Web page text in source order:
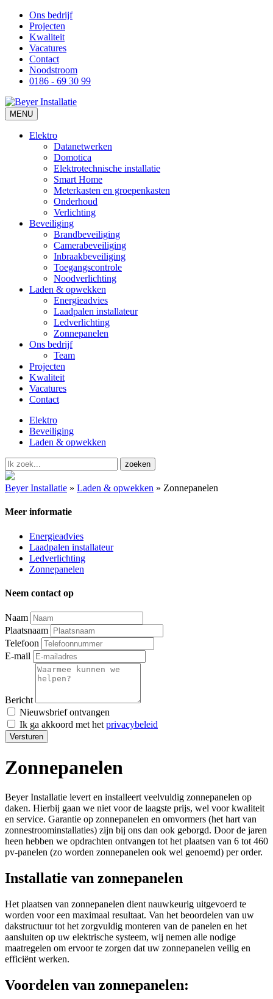
Ons bedrijf
Projecten
Kwaliteit
Vacatures
Contact
Noodstroom
0186 - 69 30 99
MENU
Elektro
Datanetwerken
Domotica
Elektrotechnische installatie
Smart Home
Meterkasten en groepenkasten
Onderhoud
Verlichting
Beveiliging
Brandbeveiliging
Camerabeveiliging
Inbraakbeveiliging
Toegangscontrole
Noodverlichting
Laden & opwekken
Energieadvies
Laadpalen installateur
Ledverlichting
Zonnepanelen
Ons bedrijf
Team
Projecten
Kwaliteit
Vacatures
Contact
Elektro
Beveiliging
Laden & opwekken
Beyer Installatie » Laden & opwekken » Zonnepanelen
Meer informatie
Energieadvies
Laadpalen installateur
Ledverlichting
Zonnepanelen
Neem contact op
Leave
this
field
blank
Naam
Plaatsnaam
Telefoon
E-mail
Bericht
Nieuwsbrief ontvangen
Ik ga akkoord met het privacybeleid
Versturen
Zonnepanelen
Beyer Installatie levert en installeert veelvuldig zonnepanelen op
daken. Hierbij gaan we niet voor de laagste prijs, wel voor kwaliteit
en service. Garantie op zonnepanelen en omvormers (het hart van
zonnestroominstallaties) zijn bij ons dan ook geborgd. Door de jaren
heen hebben we opdrachten ontvangen tot het plaatsen van 6 tot 460
pv-panelen (zo worden zonnepanelen ook wel genoemd) per order.
Installatie van zonnepanelen
Het plaatsen van zonnepanelen dient nauwkeurig uitgevoerd te
worden voor een maximaal resultaat. Van het beoordelen van uw
dakstructuur tot het zorgvuldig monteren van de panelen en het
aansluiten op uw elektrische systeem, wij nemen alle nodige
maatregelen om ervoor te zorgen dat uw zonnepanelen veilig en
efficiënt werken.
Voordelen van zonnepanelen: